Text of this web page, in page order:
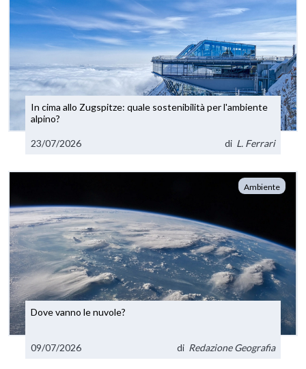
In cima allo Zugspitze: quale sostenibilità per l'ambiente
alpino?
23/07/2026 di L. Ferrari
Ambiente
Dove vanno le nuvole?
09/07/2026 di Redazione Geografia